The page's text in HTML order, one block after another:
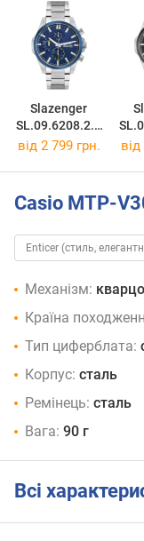
Slazenger
SL.09.6208.2.0
4
від 2 799 грн.
Casio MTP-
Enticer (стиль,
Механізм:
Країна
Тип циферблата:
Корпус: сталь
Ремінець: сталь
Вага: 90 г
Всі